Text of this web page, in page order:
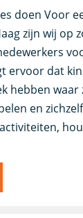
doen Voor
zijn wij op
ervoor dat
hebben waar
en